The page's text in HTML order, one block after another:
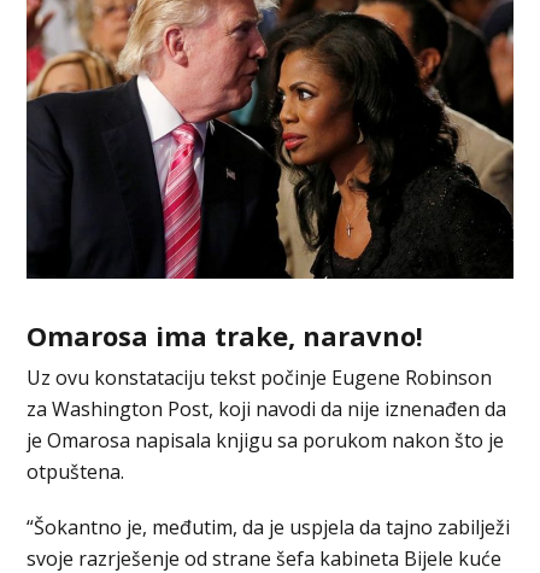
Omarosa ima trake, naravno!
Uz ovu konstataciju tekst počinje Eugene Robinson
za Washington Post, koji navodi da nije iznenađen da
je Omarosa napisala knjigu sa porukom nakon što je
otpuštena.
“Šokantno je, međutim, da je uspjela da tajno zabilježi
svoje razrješenje od strane šefa kabineta Bijele kuće